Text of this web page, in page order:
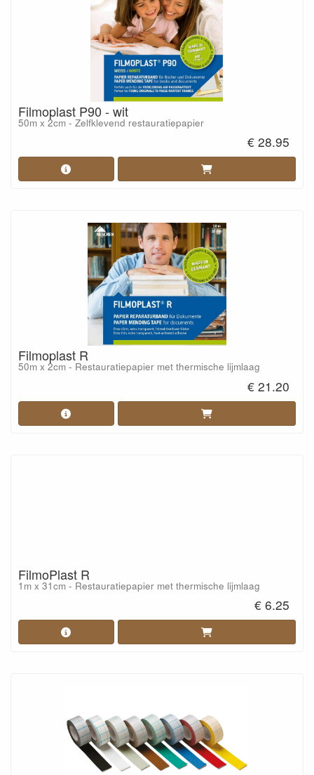
Filmoplast P90 - wit
50m x 2cm - Zelfklevend restauratiepapier
€ 28.95
Filmoplast R
50m x 2cm - Restauratiepapier met thermische lijmlaag
€ 21.20
FilmoPlast R
1m x 31cm - Restauratiepapier met thermische lijmlaag
€ 6.25